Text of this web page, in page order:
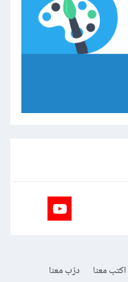
اكتب معنا
درّب معنا